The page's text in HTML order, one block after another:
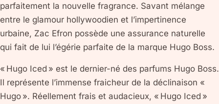
parfaitement la nouvelle fragrance. Savant mélange
entre le glamour hollywoodien et l’impertinence
urbaine, Zac Efron possède une assurance naturelle
qui fait de lui l’égérie parfaite de la marque Hugo Boss.
« Hugo Iced » est le dernier-né des parfums Hugo Boss.
Il représente l’immense fraicheur de la déclinaison «
Hugo ». Réellement frais et audacieux, « Hugo Iced »